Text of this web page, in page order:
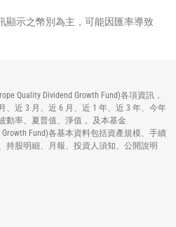
顯示之幣別為主，可能因匯率導致
Quality Dividend Growth Fund)各項資訊，
、近 3 月、近 6 月、近 1 年、近 3 年、今年
動率、夏普值、淨值， 及本基金
Growth Fund)各基本資料包括資產規模、手續
持股明細、月報、投資人須知、公開說明